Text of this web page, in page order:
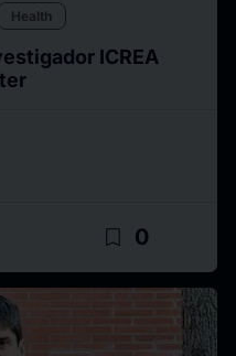
Health
ICREA
bookmark_border 0